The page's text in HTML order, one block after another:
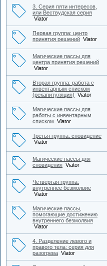
3. Серия пяти интересов,
или Вествудская серия
Viator
Первая группа: центр
принятия решений Viator
Магические пассы для
центра принятия решений
Viator
Вторая группа: работа с
инвентарным списком
(рекапитуляция) Viator
Магические пассы для
работы с инвентарным
списком Viator
Третья группа: сновидение
Viator
Магические пассы для
сновидения Viator
Четвертая группа:
внутреннее безмолвие
Viator
Магические пассы,
помогающие достижению
внутреннего безмолвия
Viator
4. Разделение левого и
правого тела: серия для
разогрева Viator